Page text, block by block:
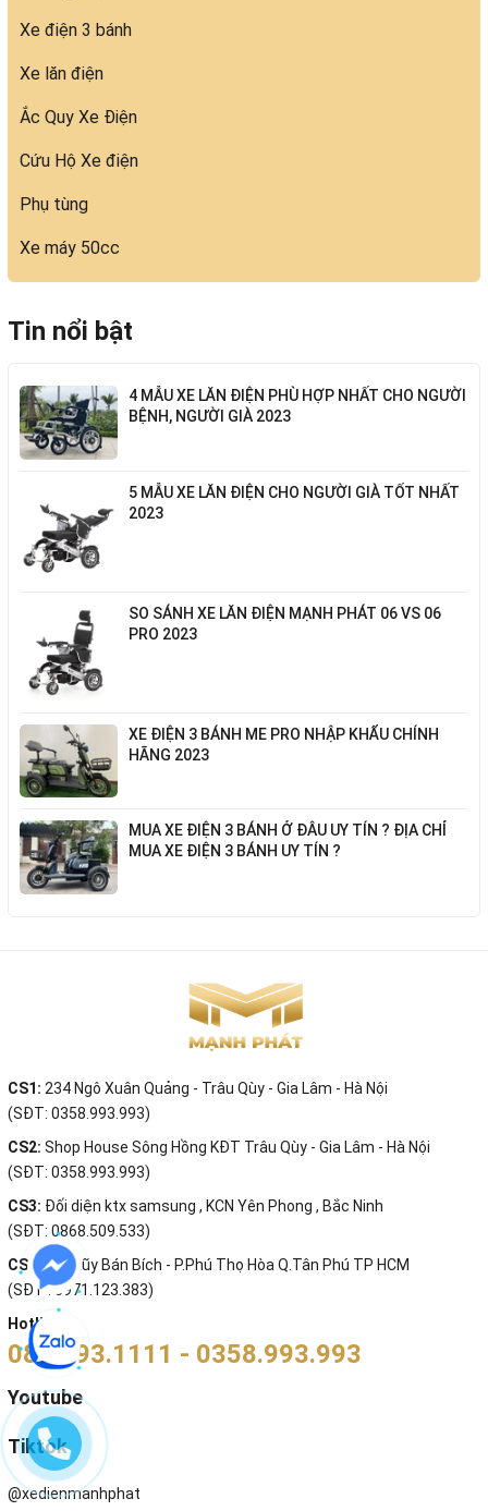
Xe điện 3 bánh
Xe lăn điện
Ắc Quy Xe Điện
Cứu Hộ Xe điện
Phụ tùng
Xe máy 50cc
Tin nổi bật
4 MẪU XE LĂN ĐIỆN PHÙ HỢP NHẤT CHO NGƯỜI
BỆNH, NGƯỜI GIÀ 2023
5 MẪU XE LĂN ĐIỆN CHO NGƯỜI GIÀ TỐT NHẤT
2023
SO SÁNH XE LĂN ĐIỆN MẠNH PHÁT 06 VS 06
PRO 2023
XE ĐIỆN 3 BÁNH ME PRO NHẬP KHẨU CHÍNH
HÃNG 2023
MUA XE ĐIỆN 3 BÁNH Ở ĐÂU UY TÍN ? ĐỊA CHỈ
MUA XE ĐIỆN 3 BÁNH UY TÍN ?
CS1: 234 Ngô Xuân Quảng - Trâu Qùy - Gia Lâm - Hà Nội
(SĐT: 0358.993.993)
CS2: Shop House Sông Hồng KĐT Trâu Qùy - Gia Lâm - Hà Nội
(SĐT: 0358.993.993)
CS3: Đối diện ktx samsung , KCN Yên Phong , Bắc Ninh
(SĐT: 0868.509.533)
CS4: 749 Lũy Bán Bích - P.Phú Thọ Hòa Q.Tân Phú TP HCM
(SĐT : 0971.123.383)
Hotline:
085.993.1111 - 0358.993.993
Youtube
Tiktok
@xedienmanhphat